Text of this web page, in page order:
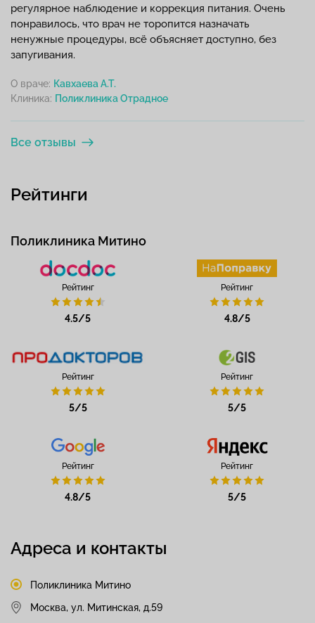
регулярное наблюдение и коррекция питания. Очень
понравилось, что врач не торопится назначать
ненужные процедуры, всё объясняет доступно, без
запугивания.
О враче: Кавхаева А.Т.
Клиника:
Все отзывы
Рейтинги
Поликлиника Митино
Рейтинг
4.5/5
Рейтинг
4.8/5
Рейтинг
5/5
Рейтинг
5/5
Рейтинг
4.8/5
Рейтинг
5/5
Адреса и контакты
Поликлиника Митино
Москва, ул. Митинская, д.59